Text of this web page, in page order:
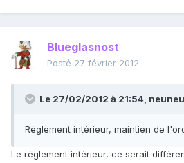
Blueglasnost
Posté 27 février 2012
Le 27/02/2012 à 21:54,
Règlement intérieur, maintien de
Le règlement intérieur, ce serait